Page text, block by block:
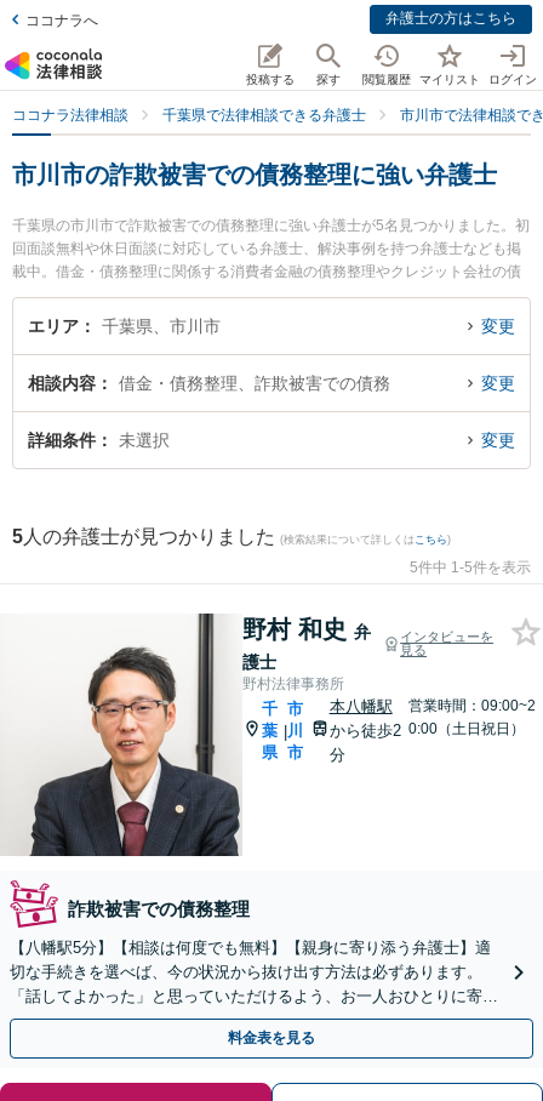
ココナラへ 弁護士の方はこちら
投稿する 探す 閲覧履歴 マイリスト ログイン
ココナラ法律相談 千葉県で法律相談できる弁護士 市川市で法律相談で
市川市の詐欺被害での債務整理に強い弁護士
千葉県の市川市で詐欺被害での債務整理に強い弁護士が5名見つかりました。初
回面談無料や休日面談に対応している弁護士、解決事例を持つ弁護士なども掲
載中。借金・債務整理に関係する消費者金融の債務整理やクレジット会社の債
務整理、リボ払いの債務整理等の細かな分野での絞り込み検索もでき便利で
す。特に野村法律事務所の野村 和史弁護士やアトラス綜合法律事務所の本宮 秀
夜間に発生した詐欺被害での債務整理のトラブルを今すぐに弁護士に相談した
い』『詐欺被害での債務整理のトラブル解決の実績豊富な近くの弁護士を検索
したい』『初回相談無料で詐欺被害での債務整理を法律相談できる市川市内の
エリア 千葉県、市川市 変更
相談内容 借金・債務整理、詐欺被害での債務 変更
詳細条件 未選択 変更
5 人の弁護士が見つかりました (検索結果について詳しくは こちら)
5件中 1-5件を表示
野村 和史 弁
護士
インタビューを
見る
野村法律事務所
千
葉
県
|
市
川
市
本八幡駅
から徒歩2
分
営業時間：09:00~2
0:00（土日祝日）
詐欺被害での債務整理
【八幡駅5分】【相談は何度でも無料】【親身に寄り添う弁護士】適
切な手続きを選べば、今の状況から抜け出す方法は必ずあります。
「話してよかった」と思っていただけるよう、お一人おひとりに寄り
添いながら解決まで伴走いたします。ぜひご相談ください。
料金表を見る